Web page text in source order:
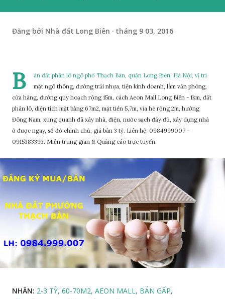
Đăng bởi Nhà đất Long Biên tháng 9 03, 2016
B
án đất phân lô ngõ phố Thạch Bàn, quận Long Biên, Hà Nội, vị trí
mặt ngõ thông, đường trải nhựa, tiện kinh doanh, làm văn phòng,
cửa hàng, đường quy hoạch rộng 15m, cách Aeon Mall Long Biên - 1km, đất
phân lô, diện tích mặt bằng 67m2, mặt tiền 5,7m, vỉa hè rộng 2m, hướng
Đông Nam, xung quanh đã xây nhà, điện, nước sạch đầy đủ, xây dựng nhà
ở được ngay, sổ đỏ chính chủ, giá bán 3 tỷ. Liên hệ: 0984999007 -
0915383393. Miễn trung gian & Quảng cáo trực tuyến.
NHÃN: 2-3 TỶ 60-70M2 AEON MALL BÁN GẤP